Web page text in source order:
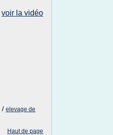
voir la vidéo
/ elevage de
Haut de page